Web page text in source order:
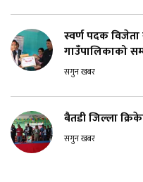
स्वर्ण पदक
गाउँपालिकाको
सगुन खबर
बैतडी जिल्ला
सगुन खबर